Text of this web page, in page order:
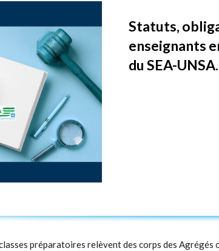
Statuts,
enseignants
du SEA-UNSA.
préparatoires relèvent des corps des Agrégés